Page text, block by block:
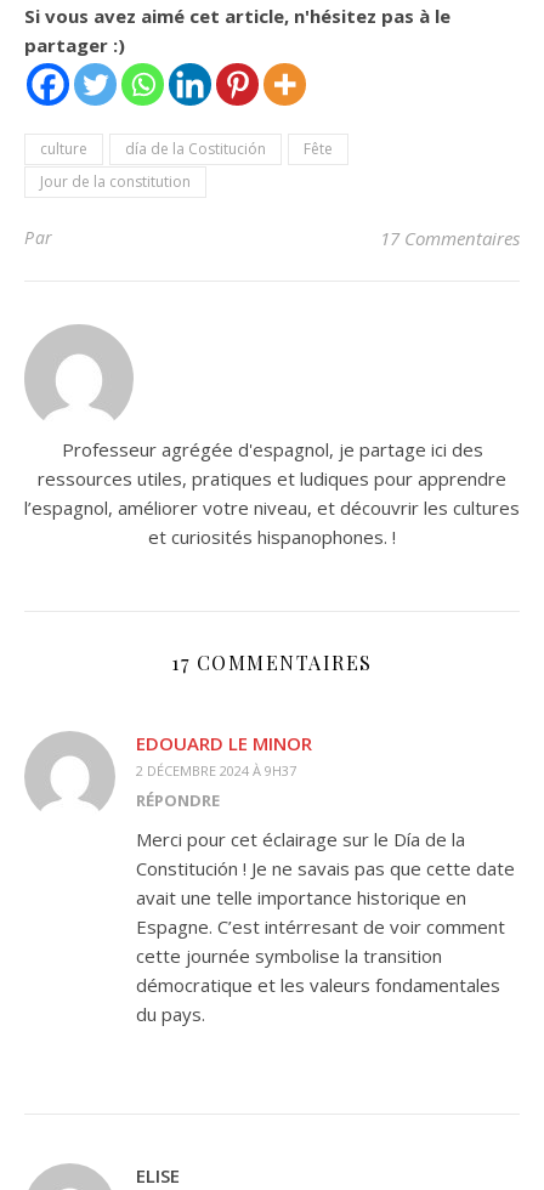
Si vous avez aimé cet article, n'hésitez pas à le
partager :)
culture día de la Costitución
Fête
Jour de la constitution
Par 17 Commentaires
Professeur agrégée d'espagnol, je partage ici des
ressources utiles, pratiques et ludiques pour apprendre
l’espagnol, améliorer votre niveau, et découvrir les cultures
et curiosités hispanophones. !
17 COMMENTAIRES
EDOUARD LE MINOR
2 DÉCEMBRE 2024 À 9H37
RÉPONDRE
Merci pour cet éclairage sur le Día de la
Constitución ! Je ne savais pas que cette date
avait une telle importance historique en
Espagne. C’est intérresant de voir comment
cette journée symbolise la transition
démocratique et les valeurs fondamentales
du pays.
ELISE